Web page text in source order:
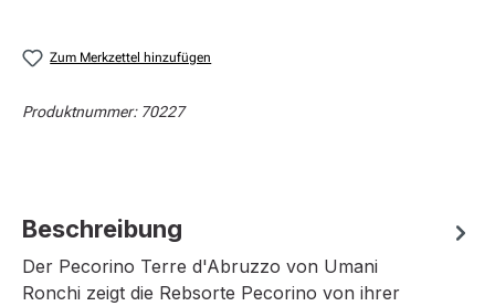
Zum Merkzettel hinzufügen
Produktnummer: 70227
Beschreibung
Der Pecorino Terre d'Abruzzo von Umani
Ronchi zeigt die Rebsorte Pecorino von ihrer